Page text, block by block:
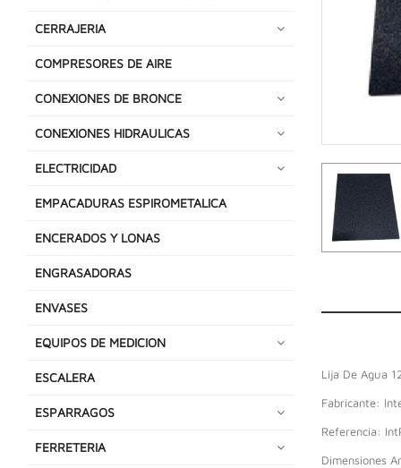
CERRAJERIA
COMPRESORES DE AIRE
CONEXIONES DE BRONCE
CONEXIONES HIDRAULICAS
ELECTRICIDAD
EMPACADURAS ESPIROMETALICA
ENCERADOS Y LONAS
ENGRASADORAS
ENVASES
EQUIPOS DE MEDICION
ESCALERA
ESPARRAGOS
FERRETERIA
Lija De Agua
Fabricante:
Referencia:
Dimensiones